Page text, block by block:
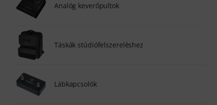
Analóg keverőpultok
Táskák stúdiófelszereléshez
Lábkapcsolók